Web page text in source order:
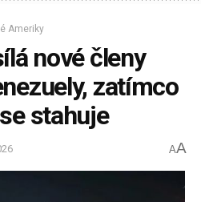
Ameriky
nové členy
zatímco
stahuje
AA